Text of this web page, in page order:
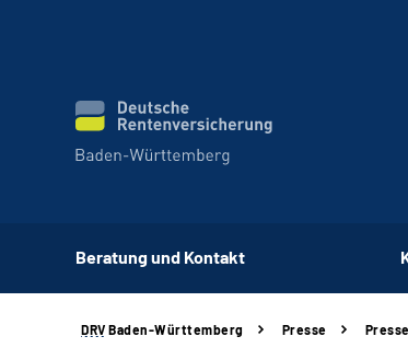
Beratung und Kontakt
DRV Baden-Württemberg Presse